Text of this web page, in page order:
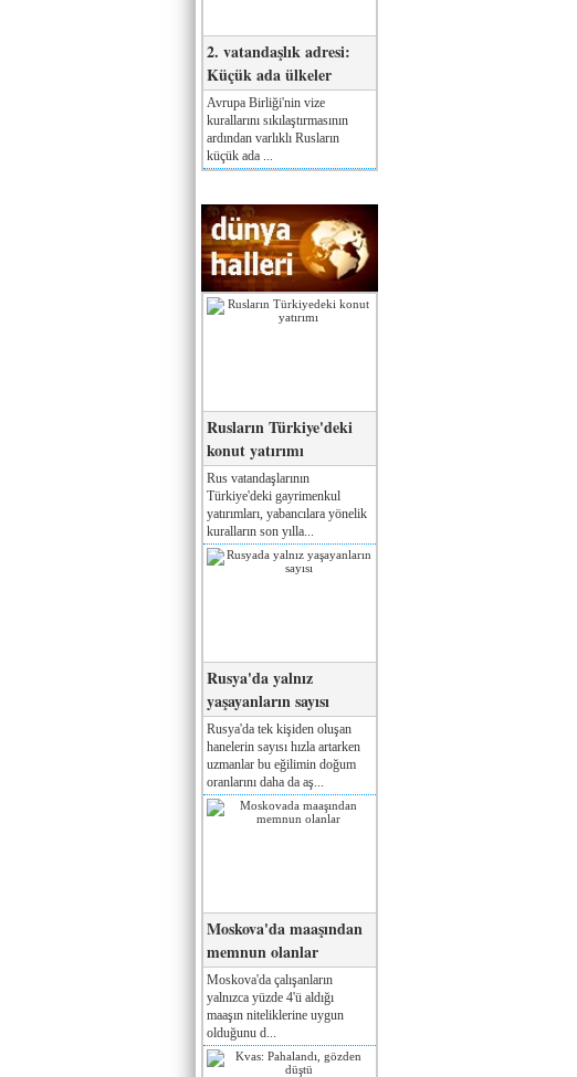
2. vatandaşlık adresi:
Küçük ada ülkeler
Avrupa Birliği'nin vize
kurallarını sıkılaştırmasının
ardından varlıklı Rusların
küçük ada ...
Rusların Türkiye'deki
konut yatırımı
Rus vatandaşlarının
Türkiye'deki gayrimenkul
yatırımları, yabancılara yönelik
kuralların son yılla...
Rusya'da yalnız
yaşayanların sayısı
Rusya'da tek kişiden oluşan
hanelerin sayısı hızla artarken
uzmanlar bu eğilimin doğum
oranlarını daha da aş...
Moskova'da maaşından
memnun olanlar
Moskova'da çalışanların
yalnızca yüzde 4'ü aldığı
maaşın niteliklerine uygun
olduğunu d...